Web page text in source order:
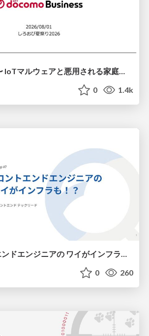
侵入は突然に 〜 IoTマルウェアと悪用される家庭の機器 ～ / When Intrusion Strikes: IoT Malware and the Abuse of Home Devices
0 1.4k
え？フロントエンドエンジニアの ワイがインフラも！？
0 260